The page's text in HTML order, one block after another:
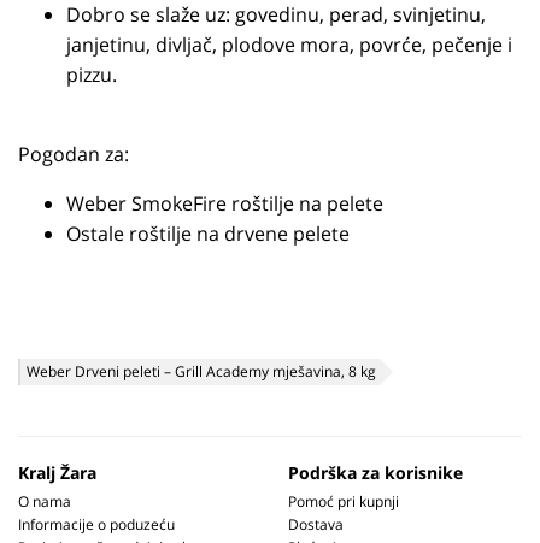
Dobro se slaže uz: govedinu, perad, svinjetinu,
janjetinu, divljač, plodove mora, povrće, pečenje i
pizzu.
Pogodan za:
Weber SmokeFire roštilje na pelete
Ostale roštilje na drvene pelete
Weber Drveni peleti – Grill Academy mješavina, 8 kg
Kralj Žara
O nama
Informacije o poduzeću
Podrška za korisnike
Pomoć pri kupnji
Dostava